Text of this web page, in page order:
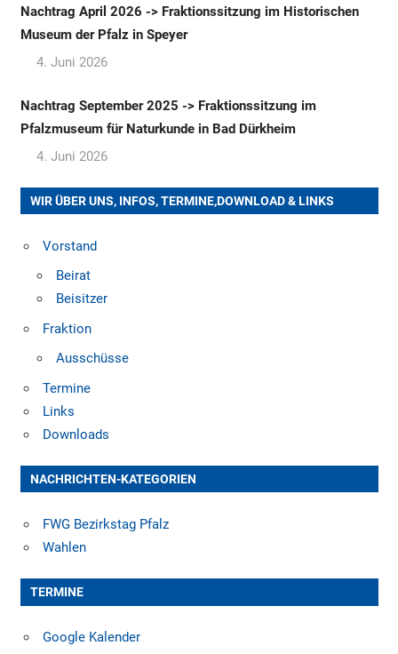
Nachtrag April 2026 -> Fraktionssitzung im Historischen
Museum der Pfalz in Speyer
4. Juni 2026
Nachtrag September 2025 -> Fraktionssitzung im
Pfalzmuseum für Naturkunde in Bad Dürkheim
4. Juni 2026
WIR ÜBER UNS, INFOS, TERMINE,DOWNLOAD & LINKS
Vorstand
Beirat
Beisitzer
Fraktion
Ausschüsse
Termine
Links
Downloads
NACHRICHTEN-KATEGORIEN
FWG Bezirkstag Pfalz
Wahlen
TERMINE
Google Kalender